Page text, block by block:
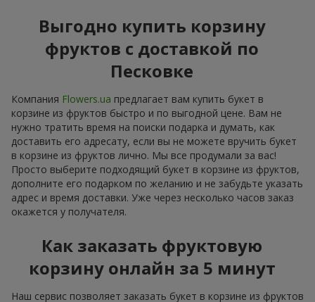
Выгодно купить корзину
фруктов с доставкой по
Песковке
Компания Flowers.ua предлагает вам купить букет в
корзине из фруктов быстро и по выгодной цене. Вам не
нужно тратить время на поиски подарка и думать, как
доставить его адресату, если вы не можете вручить букет
в корзине из фруктов лично. Мы все продумали за вас!
Просто выберите подходящий букет в корзине из фруктов,
дополните его подарком по желанию и не забудьте указать
адрес и время доставки. Уже через несколько часов заказ
окажется у получателя.
Как заказать фруктовую
корзину онлайн за 5 минут
Наш сервис позволяет заказать букет в корзине из фруктов